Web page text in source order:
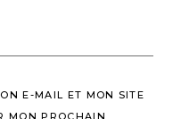
E-MAIL ET MON SITE
MON PROCHAIN